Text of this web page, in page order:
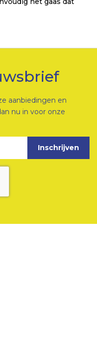
aanbiedingen en
nu in voor onze
Inschrijven